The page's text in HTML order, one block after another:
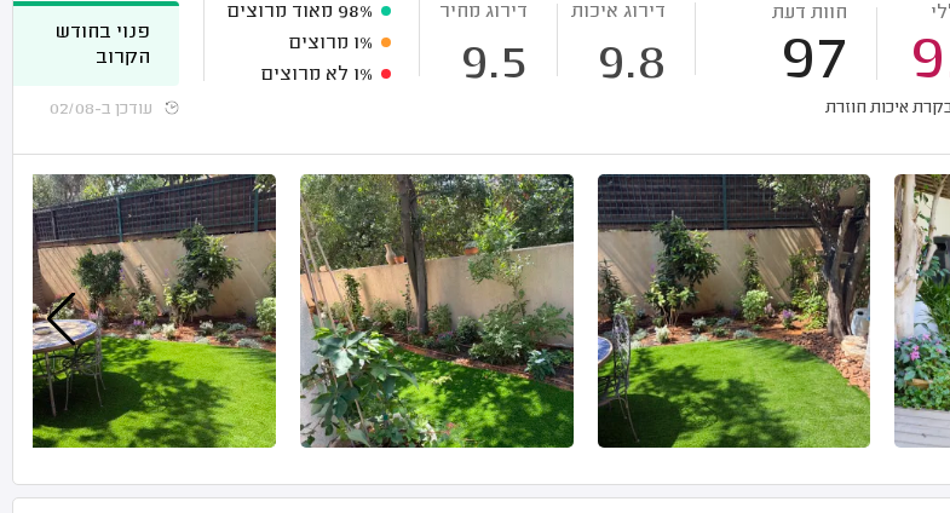
חוות דעת
97
דירוג איכות
9.8
דירוג מחיר
9.5
איכות חוזרת
98% מאוד מרוצים
1% מרוצים
1% לא מרוצים
פנוי בחודש
הקרוב
עודכן ב-02/08